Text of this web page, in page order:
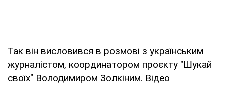
Так він висловився в розмові з українським
журналістом, координатором проєкту "Шукай
своїх" Володимиром Золкіним. Відео